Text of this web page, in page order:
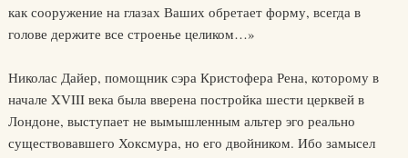
как сооружение на глазах Ваших обретает форму, всегда в
голове держите все строенье целиком…»
Николас Дайер, помощник сэра Кристофера Рена, которому в
начале XVIII века была вверена постройка шести церквей в
Лондоне, выступает не вымышленным альтер эго реально
существовавшего Хоксмура, но его двойником. Ибо замысел